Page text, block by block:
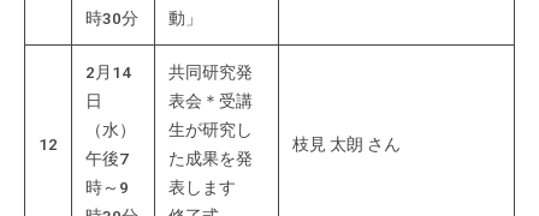
時30分
動」
12
2月14
日
（水）
午後7
時～9
共同研究発
表会＊受講
生が研究し
た成果を発
表します
枝見 太朗 さん